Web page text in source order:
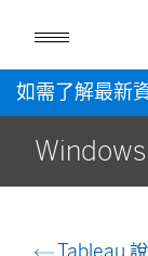
如需了解最新
Tableau